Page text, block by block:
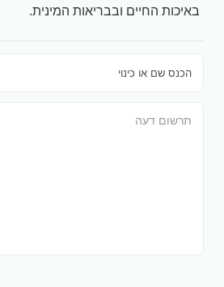
באיכות החיים ובבריאות המינית.